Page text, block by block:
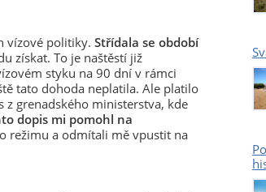
vízové politiky.Střídala se období
získat. To je naštěstí již
styku na 90 dní v rámci
tato dohoda neplatila. Ale platilo
z grenadského ministerstva, kde
dopis mi pomohl na
režimu a odmítali mě vpustit na